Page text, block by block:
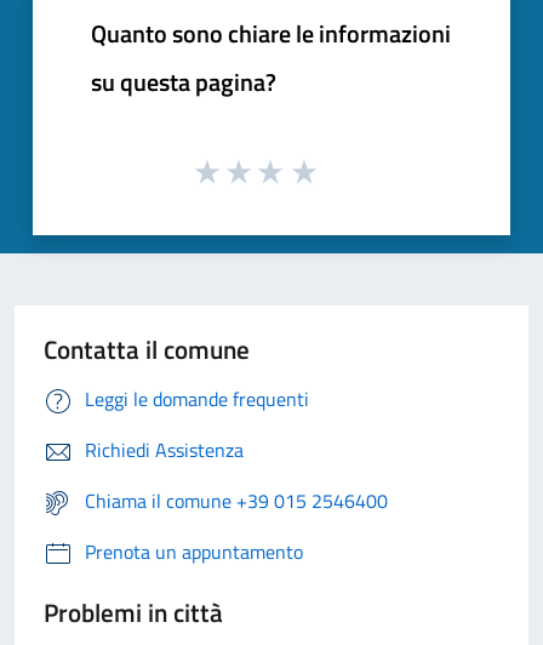
Quanto sono chiare le informazioni
su questa pagina?
Contatta il comune
Leggi le domande frequenti
Richiedi Assistenza
Chiama il comune +39 015 2546400
Prenota un appuntamento
Problemi in città